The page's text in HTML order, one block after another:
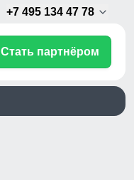
+7 495 134 47 78
Стать партнёром